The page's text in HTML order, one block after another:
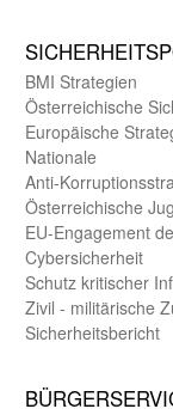
BMI Strategien
Öster­reichische
Europäische
Nationale
Anti-
Öster­reichische
EU-Engagement
Cybersicherheit
Schutz kritischer
Zivil - militärische
Sicherheits­bericht